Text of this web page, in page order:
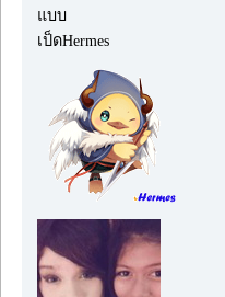
แบบ
เป็ดHermes